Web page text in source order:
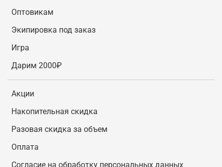
Оптовикам
Экипировка под заказ
Игра
Дарим 2000₽
Акции
Накопительная скидка
Разовая скидка за объем
Оплата
Согласие на обработку персональных данных